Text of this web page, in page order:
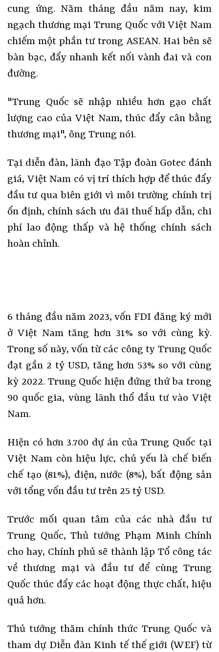
cung ứng. Năm tháng đầu năm nay, kim
ngạch thương mại Trung Quốc với Việt Nam
chiếm một phần tư trong ASEAN. Hai bên sẽ
bàn bạc, đẩy nhanh kết nối vành đai và con
đường.
"Trung Quốc sẽ nhập nhiều hơn gạo chất
lượng cao của Việt Nam, thúc đẩy cân bằng
thương mại", ông Trung nói.
Tại diễn đàn, lãnh đạo Tập đoàn Gotec đánh
giá, Việt Nam có vị trí thích hợp để thúc đẩy
đầu tư qua biên giới vì môi trường chính trị
ổn định, chính sách ưu đãi thuế hấp dẫn, chi
phí lao động thấp và hệ thống chính sách
hoàn chỉnh.
6 tháng đầu năm 2023, vốn FDI đăng ký mới
ở Việt Nam tăng hơn 31% so với cùng kỳ.
Trong số này, vốn từ các công ty Trung Quốc
đạt gần 2 tỷ USD, tăng hơn 53% so với cùng
kỳ 2022. Trung Quốc hiện đứng thứ ba trong
90 quốc gia, vùng lãnh thổ đầu tư vào Việt
Nam.
Hiện có hơn 3.700 dự án của Trung Quốc tại
Việt Nam còn hiệu lực, chủ yếu là chế biến
chế tạo (81%), điện, nước (8%), bất động sản
với tổng vốn đầu tư trên 25 tỷ USD.
Trước mối quan tâm của các nhà đầu tư
Trung Quốc, Thủ tướng Phạm Minh Chính
cho hay, Chính phủ sẽ thành lập Tổ công tác
về thương mại và đầu tư để cùng Trung
Quốc thúc đẩy các hoạt động thực chất, hiệu
quả hơn.
Thủ tướng thăm chính thức Trung Quốc và
tham dự Diễn đàn Kinh tế thế giới (WEF) từ